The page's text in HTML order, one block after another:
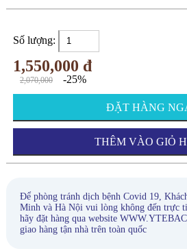
Số lượng:
1,550,000 đ
2,070,000 -25%
ĐẶT HÀNG
THÊM VÀO GIỎ
Để phòng tránh dịch bệnh Covid 19,
Minh và Hà Nội vui lòng không đến trực
hãy đặt hàng qua website
giao hàng tận nhà trên toàn quốc